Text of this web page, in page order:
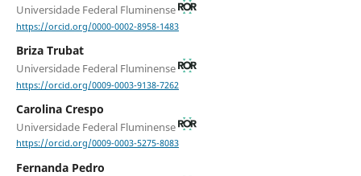
Universidade Federal Fluminense
https://orcid.org/0000-0002-8958-1483
Briza Trubat
Universidade Federal Fluminense
https://orcid.org/0009-0003-9138-7262
Carolina Crespo
Universidade Federal Fluminense
https://orcid.org/0009-0003-5275-8083
Fernanda Pedro